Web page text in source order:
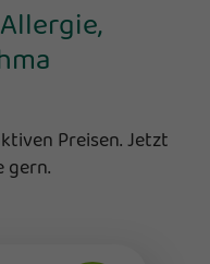
Preisen. Jetzt
gern.